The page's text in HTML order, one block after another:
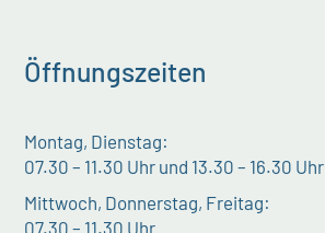
Öffnungszeiten
Montag, Dienstag:
07.30 – 11.30 Uhr und 13.30 – 16.30 Uhr
Mittwoch, Donnerstag, Freitag:
07.30 – 11.30 Uhr